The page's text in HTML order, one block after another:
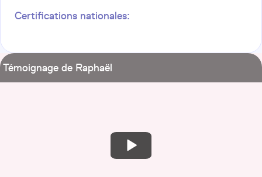
Certifications nationales:
Témoignage de Raphaël